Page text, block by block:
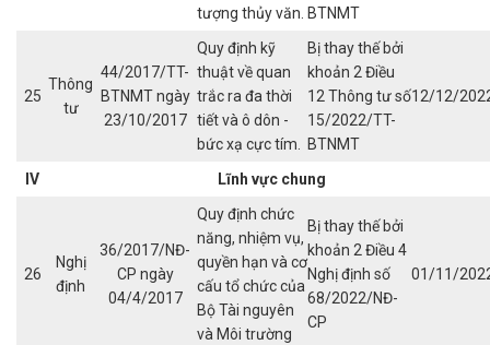
tượng thủy văn. BTNMT
25
Thông
tư
44/2017/TT-
BTNMT ngày
23/10/2017
Quy định kỹ
thuật về quan
trắc ra đa thời
tiết và ô dôn -
bức xạ cực tím.
Bị thay thế bởi
khoản 2 Điều
12 Thông tư số
15/2022/TT-
BTNMT
12/12/
IV Lĩnh vực chung
26
Nghị
định
36/2017/NĐ-
CP ngày
04/4/2017
Quy định chức
năng, nhiệm vụ,
quyền hạn và cơ
cấu tổ chức của
Bộ Tài nguyên
và Môi trường
Bị thay thế bởi
khoản 2 Điều 4
Nghị định số
68/2022/NĐ-
CP
01/11/